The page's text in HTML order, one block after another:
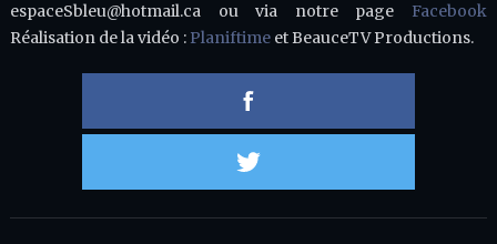
espaceSbleu@hotmail.ca ou via notre page Facebook
Réalisation de la vidéo : Planiftime et BeauceTV Productions.